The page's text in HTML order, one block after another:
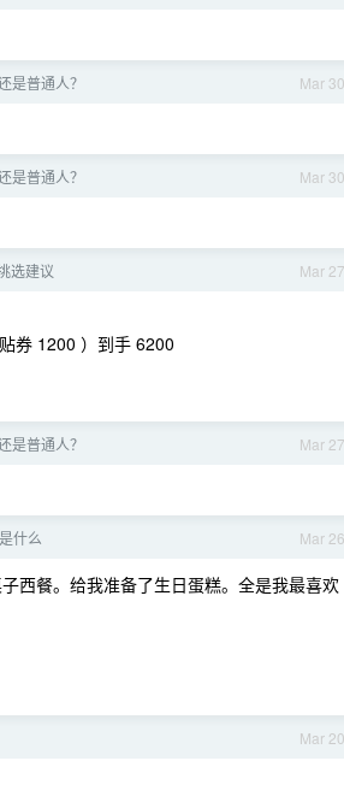
Mar 30
是普通人？
Mar 30
是普通人？
Mar 27
选建议
券 1200 ）到手 6200
Mar 27
是普通人？
Mar 26
什么
西餐。给我准备了生日蛋糕。全是我最喜欢
Mar 20